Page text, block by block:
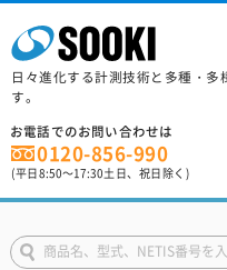
日々進化する計測技術と多種・
す。
お電話でのお問い合わせは
0120-856-990
(平日8:50～17:30土日、祝日除く)